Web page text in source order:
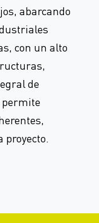
abarcando
con un alto
de
permite
proyecto.